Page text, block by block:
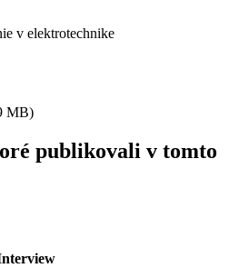
v elektrotechnike
MB)
publikovali v tomto